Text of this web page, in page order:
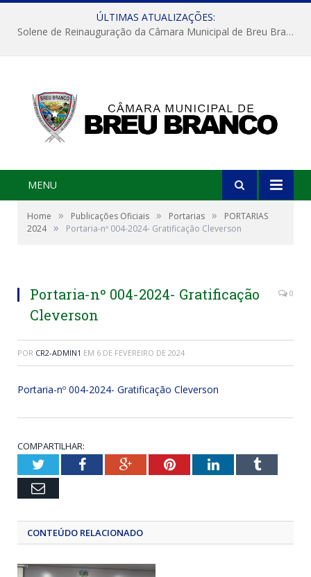
ÚLTIMAS ATUALIZAÇÕES:
Solene de Reinauguração da Câmara Municipal de Breu Branco
MENU
Home » Publicações Oficiais » Portarias »
PORTARIAS
2024 » Portaria-nº 004-2024- Gratificação Cleverson
Portaria-nº 004-2024- Gratificação
Cleverson
0
POR CR2-ADMIN1 EM 6 DE FEVEREIRO DE 2024
Portaria-nº 004-2024- Gratificação Cleverson
COMPARTILHAR:
TwitterFacebookGoogle+PinterestLinkedInTumblr
Email
CONTEÚDO RELACIONADO